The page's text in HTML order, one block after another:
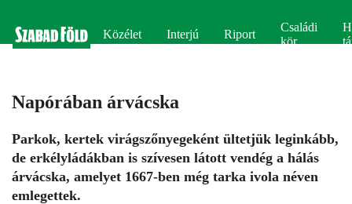
Közélet Interjú Riport
Családi
kör
Napórában árvácska
Parkok, kertek virágszőnyegeként ültetjük leginkább,
de erkélyládákban is szívesen látott vendég a hálás
árvácska, amelyet 1667-ben még tarka ivola néven
emlegettek.